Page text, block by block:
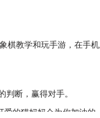
棋教学和玩手游，在手
判断，赢得对手。
的猫妈妈会为你加油的。